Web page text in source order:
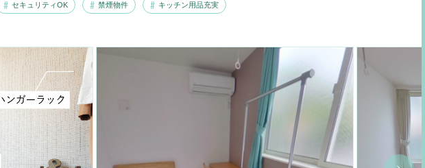
セキュリティOK 禁煙物件 キッチン用品充実